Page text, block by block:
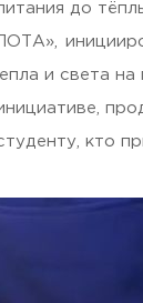
«Наука –
до
и света
кто